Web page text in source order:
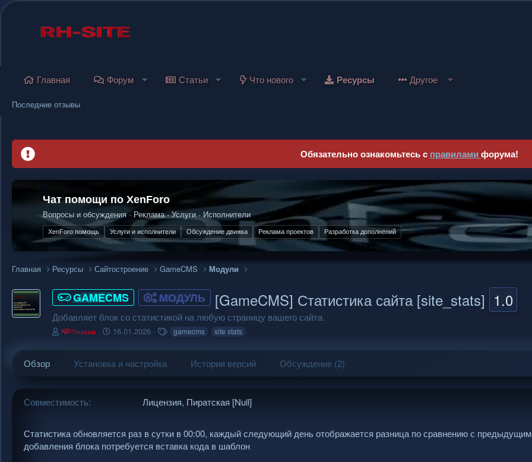
Главная Форум Статьи Что нового Ресурсы Другое
Последние отзывы
Обязательно ознакомьтесь с правиламифорума!
Чат помощи по XenForo
Вопросы и обсуждения · Реклама · Услуги · Исполнители
Услуги и исполнители
Обсуждение движка
Реклама проектов
Разработка дополнений
Перейти в Telegram-чат
Гарант-сервис— безопасные сделки в интернете
Защита продавца и покупателя. Честные сделки без риска.
Безопасность сделок Защита от мошенников Эскроу-сервис Прозрачные условия Работа с юр. лицами
Главная Ресурсы Сайтостроение GameCMS Модули
GAMECMS МОДУЛЬ [GameCMS] Статистика сайта [site_stats] 1.0
Добавляет блок со статистикой на любую страницу вашего сайта.
А Noman
Д
а
и
я
16.01.2026
Тgamecms site stats
Обзор Установка и настройка История версий Обсуждение (2)
Совместимость Лицензия Пиратская [Null]
Статистика обновляется раз в сутки в 00:00, каждый следующий день отображается разница по сравнению с
добавления блока потребуется вставка кода в шаблон